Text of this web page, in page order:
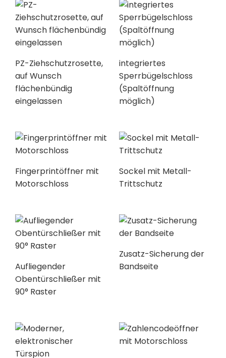
PZ-Ziehschutzrosette,
auf Wunsch
flächenbündig
eingelassen
integriertes
Sperrbügelschloss
(Spaltöffnung
möglich)
Fingerprintöffner mit
Motorschloss
Sockel mit Metall-
Trittschutz
Aufliegender
Obentürschließer mit
90° Raster
Zusatz-Sicherung der
Bandseite